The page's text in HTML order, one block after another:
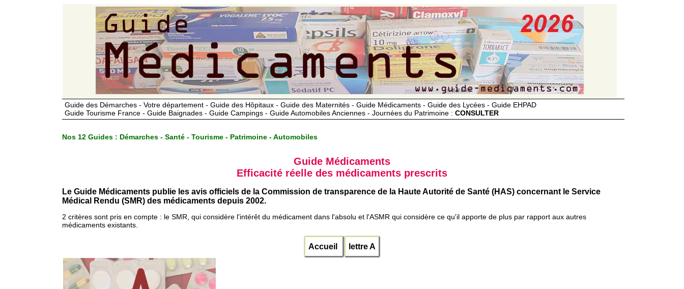
Guide des Démarches - Votre département - Guide des Hôpitaux - Guide des Maternités - Guide Médicaments - Guide des Lycées - Guide EHPAD
Guide Tourisme France - Guide Baignades - Guide Campings - Guide Automobiles Anciennes - Journées du Patrimoine : CONSULTER
Nos 12 Guides : Démarches - Santé - Tourisme - Patrimoine - Automobiles
Guide Médicaments
Efficacité réelle des médicaments prescrits
Le Guide Médicaments publie les avis officiels de la Commission de transparence de la Haute Autorité de Santé (HAS) concernant le Service
Médical Rendu (SMR) des médicaments depuis 2002.
2 critères sont pris en compte : le SMR, qui considère l'intérêt du médicament dans l'absolu et l'ASMR qui considère ce qu'il apporte de plus par rapport aux autres
médicaments existants.
Accueil lettre A